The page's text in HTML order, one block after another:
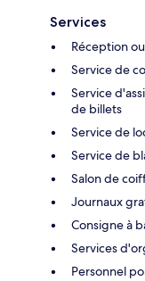
Services
Réception
Service de
Service
de billets
Service de
Service de
Salon de
Journaux
Consigne à
Services
Personnel